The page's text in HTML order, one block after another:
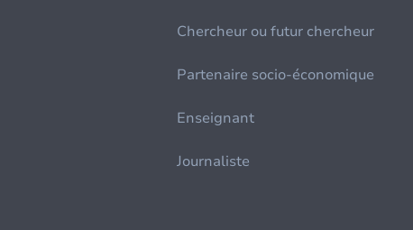
Chercheur ou futur chercheur
Partenaire socio-économique
Enseignant
Journaliste